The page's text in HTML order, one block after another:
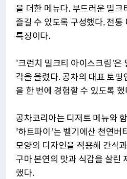
을 더한 메뉴다. 부드러운 밀크
즐길 수 있도록 구성했다. 전
특징이다.
'크런치 밀크티 아이스크림'은
각을 올렸다. 공차의 대표 토
을 한 번에 경험할 수 있도록 했
공차코리아는 디저트 메뉴와
'하트파이'는 벨기에산 천연버
모양의 디자인을 적용해 간식
구마 본연의 맛과 식감을 살린
했다.